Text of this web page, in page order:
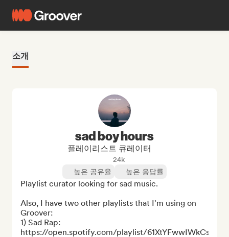
소개
sad boy hours
플레이리스트 큐레이터
24k
높은 공유율
높은 응답률
Playlist curator looking for sad music.
Also, I have two other playlists that I'm using on
Groover:
1) Sad Rap:
https://open.spotify.com/playlist/